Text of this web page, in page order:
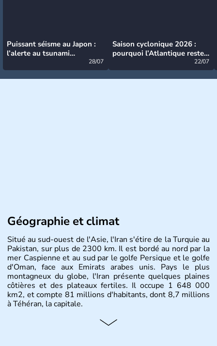
Puissant séisme au Japon :
l’alerte au tsunami
28/07
Saison cyclonique 2026 :
pourquoi l’Atlantique reste
22/07
Géographie et climat
Situé au sud-ouest de l'Asie, l'Iran s'étire de la Turquie au
Pakistan, sur plus de 2300 km. Il est bordé au nord par la
mer Caspienne et au sud par le golfe Persique et le golfe
d'Oman, face aux Emirats arabes unis. Pays le plus
montagneux du globe, l'Iran présente quelques plaines
côtières et des plateaux fertiles. Il occupe 1 648 000
km2, et compte 81 millions d'habitants, dont 8,7 millions
à Téhéran, la capitale.